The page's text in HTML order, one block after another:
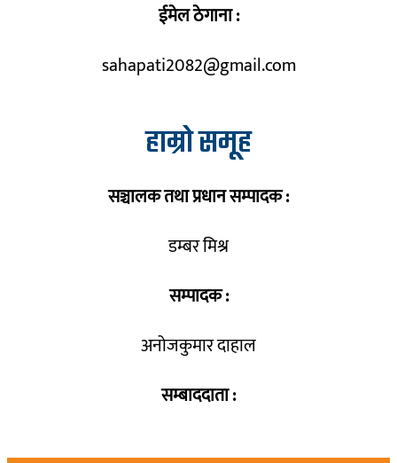
ईमेल ठेगाना :
sahapati2082@gmail.com
हाम्रो समूह
सञ्चालक तथा प्रधान सम्पादक :
डम्बर मिश्र
सम्पादक :
अनोजकुमार दाहाल
सम्बाददाता :